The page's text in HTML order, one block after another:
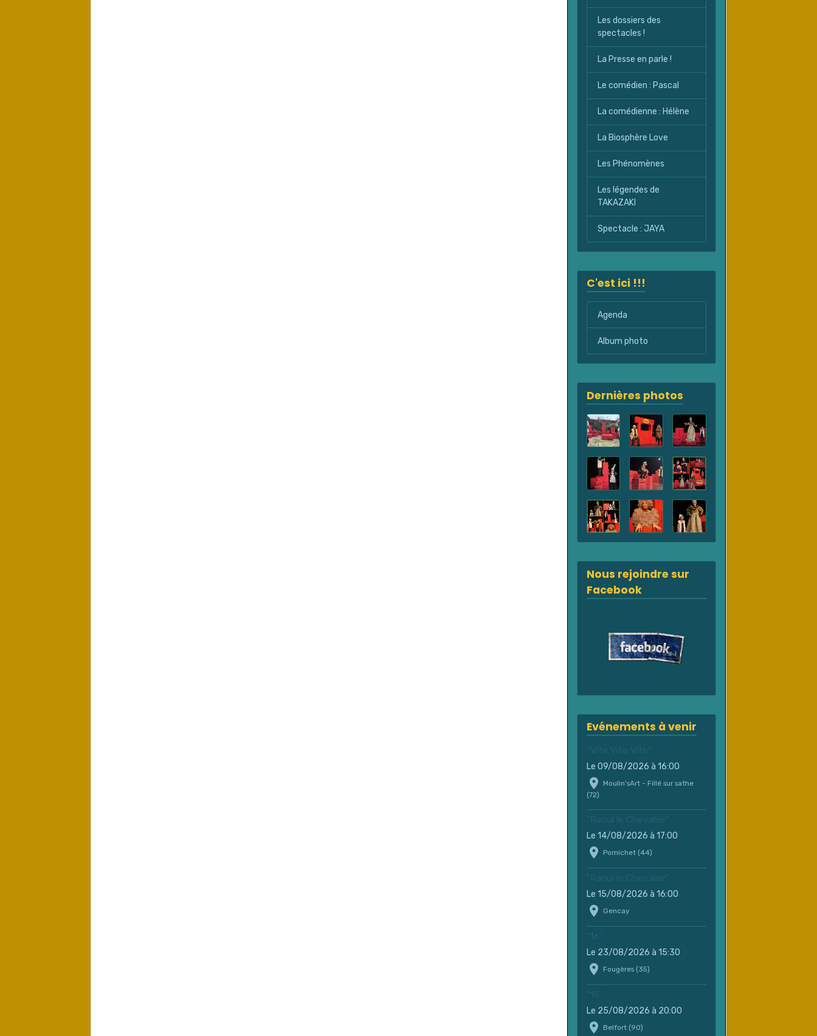
Les dossiers des
spectacles !
La Presse en parle !
Le comédien : Pascal
La comédienne : Hélène
La Biosphère Love
Les Phénomènes
Les légendes de
TAKAZAKI
Spectacle : JAYA
C'est ici !!!
Agenda
Album photo
Dernières photos
Nous rejoindre sur
Facebook
Evénements à venir
"Vite Vite Vite"
Le 09/08/2026 à 16:00
Moulin'sArt - Fillé sur sathe
(72)
"Raoul le Chevalier"
Le 14/08/2026 à 17:00
Pornichet (44)
"Raoul le Chevalier"
Le 15/08/2026 à 16:00
Gencay
"16"
Le 23/08/2026 à 15:30
Fougères (35)
"16"
Le 25/08/2026 à 20:00
Belfort (90)